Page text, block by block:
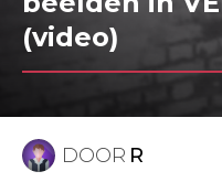
(video)
DOOR R